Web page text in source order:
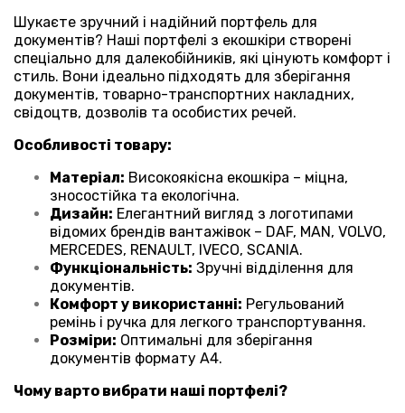
Шукаєте зручний і надійний портфель для
документів? Наші портфелі з екошкіри створені
спеціально для далекобійників, які цінують комфорт і
стиль. Вони ідеально підходять для зберігання
документів, товарно-транспортних накладних,
свідоцтв, дозволів та особистих речей.
Особливості товару:
Матеріал: Високоякісна екошкіра – міцна,
зносостійка та екологічна.
Дизайн: Елегантний вигляд з логотипами
відомих брендів вантажівок – DAF, MAN, VOLVO,
MERCEDES, RENAULT, IVECO, SCANIA.
Функціональність: Зручні відділення для
документів.
Комфорт у використанні: Регульований
ремінь і ручка для легкого транспортування.
Розміри: Оптимальні для зберігання
документів формату А4.
Чому варто вибрати наші портфелі?